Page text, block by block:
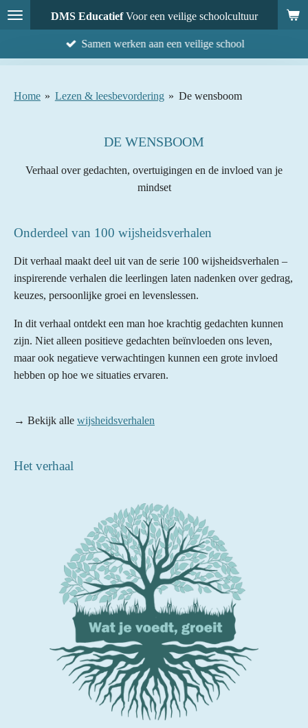
Ga
direct
DMS EducatiefVoor een veilige schoolcultuur
Samen werken aan een veilige school
Home » Lezen & leesbevordering » De wensboom
DE WENSBOOM
Verhaal over gedachten, overtuigingen en de invloed van je
mindset
Onderdeel van 100 wijsheidsverhalen
Dit verhaal maakt deel uit van de serie 100 wijsheidsverhalen –
inspirerende verhalen die leerlingen laten nadenken over gedrag,
keuzes, persoonlijke groei en levenslessen.
In dit verhaal ontdekt een man hoe krachtig gedachten kunnen
zijn. Niet alleen positieve gedachten beïnvloeden ons leven,
maar ook negatieve verwachtingen kunnen een grote invloed
hebben op hoe we situaties ervaren.
→ Bekijk alle wijsheidsverhalen
Het verhaal